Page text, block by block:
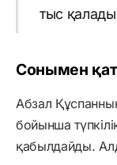
тыс
Сонымен
Абзал
бойынша
қабылдайды.